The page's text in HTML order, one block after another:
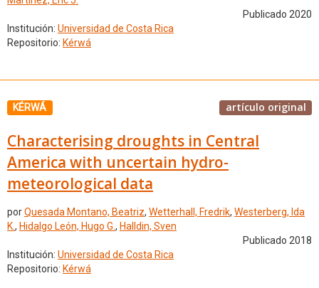
Publicado 2020
Institución: Universidad de Costa Rica
Repositorio: Kérwá
KÉRWÁ artículo original
Characterising droughts in Central
America with uncertain hydro-
meteorological data
porQuesada Montano, Beatriz, Wetterhall, Fredrik, Westerberg, Ida
K., Hidalgo León, Hugo G., Halldin, Sven
Publicado 2018
Institución: Universidad de Costa Rica
Repositorio: Kérwá